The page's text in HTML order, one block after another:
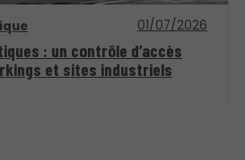
01/07/2026
: un contrôle d’accès
et sites industriels